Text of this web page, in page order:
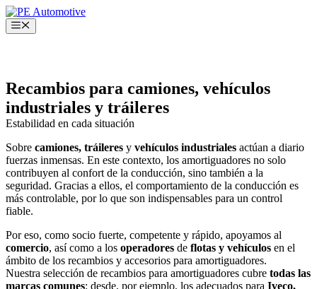
Saltar
al
contenido
Menú
Amortiguadores: Recambios y
accesorios
Recambios de calidad a precios justos
Recambios para camiones, vehículos
industriales y tráileres
Estabilidad en cada situación
Sobre camiones, tráileres y vehículos industriales actúan a diario
fuerzas inmensas. En este contexto, los amortiguadores no solo
contribuyen al confort de la conducción, sino también a la
seguridad. Gracias a ellos, el comportamiento de la conducción es
más controlable, por lo que son indispensables para un control
fiable.
Por eso, como socio fuerte, competente y rápido, apoyamos al
comercio, así como a los operadores de flotas y vehículos en el
ámbito de los recambios y accesorios para amortiguadores.
Nuestra selección de recambios para amortiguadores cubre todas las
marcas comunes: desde, por ejemplo, los adecuados para Iveco,